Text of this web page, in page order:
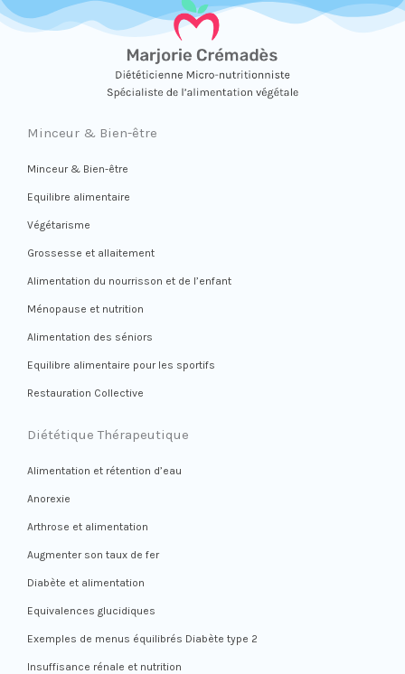
Minceur & Bien-être
Minceur & Bien-être
Equilibre alimentaire
Végétarisme
Grossesse et allaitement
Alimentation du nourrisson et de l’enfant
Ménopause et nutrition
Alimentation des séniors
Equilibre alimentaire pour les sportifs
Restauration Collective
Diététique Thérapeutique
Alimentation et rétention d’eau
Anorexie
Arthrose et alimentation
Augmenter son taux de fer
Diabète et alimentation
Equivalences glucidiques
Exemples de menus équilibrés Diabète type 2
Insuffisance rénale et nutrition